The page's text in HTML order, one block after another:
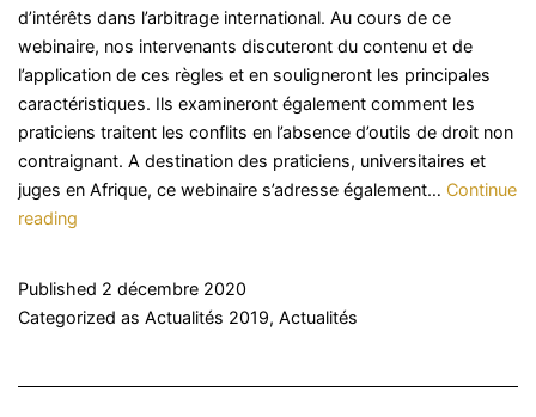
d’intérêts dans l’arbitrage international. Au cours de ce
webinaire, nos intervenants discuteront du contenu et de
l’application de ces règles et en souligneront les principales
caractéristiques. Ils examineront également comment les
praticiens traitent les conflits en l’absence d’outils de droit non
contraignant. A destination des praticiens, universitaires et
juges en Afrique, ce webinaire s’adresse également… Continue
reading
–
Les
directrices
Published 2 décembre 2020
Categorized as Actualités 2019, Actualités